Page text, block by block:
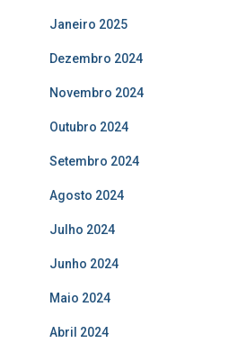
Janeiro 2025
Dezembro 2024
Novembro 2024
Outubro 2024
Setembro 2024
Agosto 2024
Julho 2024
Junho 2024
Maio 2024
Abril 2024